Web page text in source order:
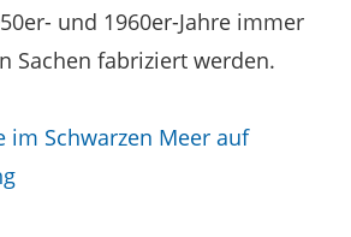
und 1960er-Jahre immer
Sachen fabriziert werden.
im Schwarzen Meer auf